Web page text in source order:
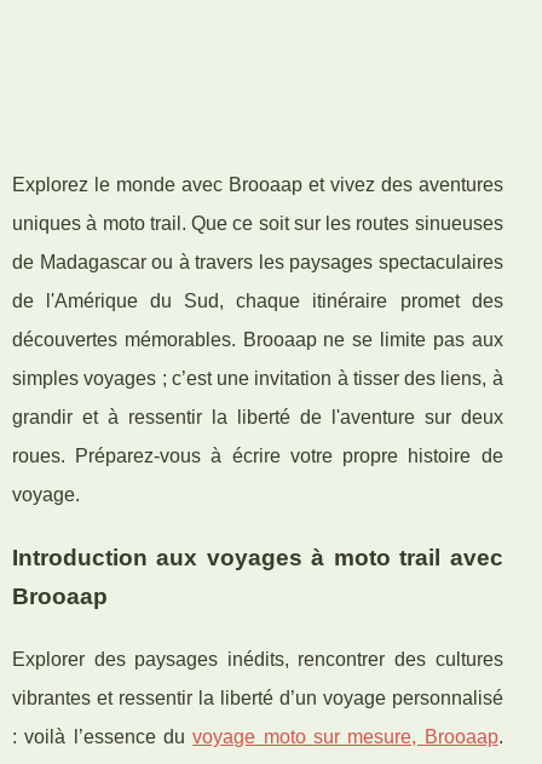
Explorez le monde avec Brooaap et vivez des aventures
uniques à moto trail. Que ce soit sur les routes sinueuses
de Madagascar ou à travers les paysages spectaculaires
de l'Amérique du Sud, chaque itinéraire promet des
découvertes mémorables. Brooaap ne se limite pas aux
simples voyages ; c’est une invitation à tisser des liens, à
grandir et à ressentir la liberté de l'aventure sur deux
roues. Préparez-vous à écrire votre propre histoire de
voyage.
Introduction aux voyages à moto trail avec
Brooaap
Explorer des paysages inédits, rencontrer des cultures
vibrantes et ressentir la liberté d’un voyage personnalisé
: voilà l’essence duvoyage moto sur mesure, Brooaap.